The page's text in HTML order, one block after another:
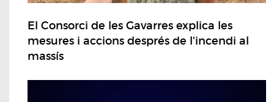
El Consorci de les Gavarres explica les
mesures i accions després de l'incendi al
massís